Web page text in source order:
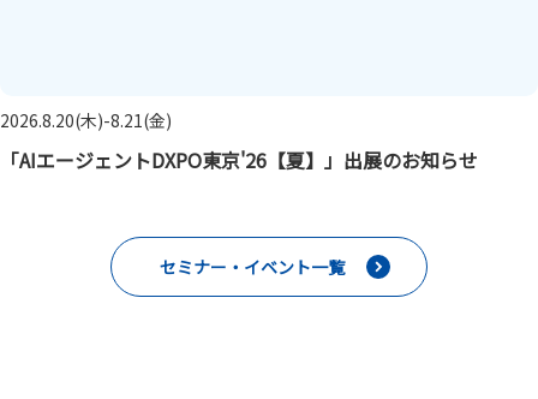
2026.8.20(木)-8.21(金)
「AIエージェントDXPO東京'26【夏】」出展のお知らせ
セミナー・イベント一覧